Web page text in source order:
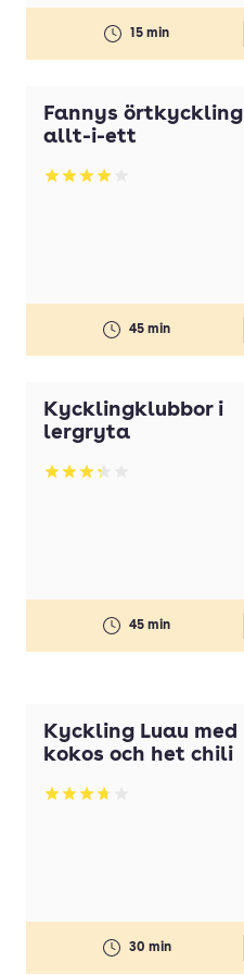
15 min
Fannys örtkyckling
allt-i-ett
Betyg: 3.95 av 5
45 min
Kycklingklubbor i
lergryta
Betyg: 3.27 av 5
45 min
Kyckling Luau med
kokos och het chili
Betyg: 3.7 av 5
30 min